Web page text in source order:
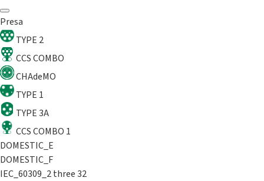
Presa
TYPE 2
CCS COMBO
CHAdeMO
TYPE 1
TYPE 3A
CCS COMBO 1
DOMESTIC_E
DOMESTIC_F
IEC_60309_2 three 32